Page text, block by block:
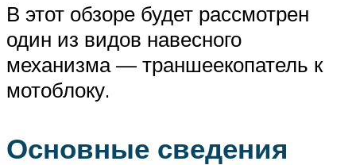
В этот обзоре будет рассмотрен
один из видов навесного
механизма — траншеекопатель к
мотоблоку.
Основные сведения